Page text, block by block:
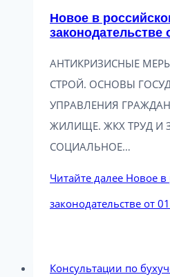
Новое в
законодательстве
АНТИКРИЗИСНЫЕ
СТРОЙ. ОСНОВЫ
УПРАВЛЕНИЯ
ЖИЛИЩЕ. ЖКХ ТРУД И
СОЦИАЛЬНОЕ…
Читайте далее Новое в
законодательстве от
Консультации по